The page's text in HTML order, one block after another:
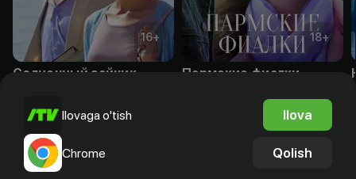
16+
Солнечный зайчик
18+
Пармские фиалки
Ilovaga o'tish Ilova
Chrome Qolish